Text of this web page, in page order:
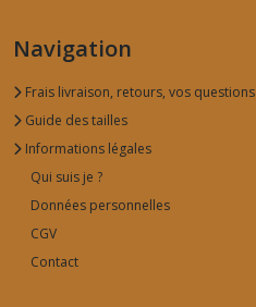
Navigation
Frais livraison, retours, vos questions
Guide des tailles
Informations légales
Qui suis je ?
Données personnelles
CGV
Contact